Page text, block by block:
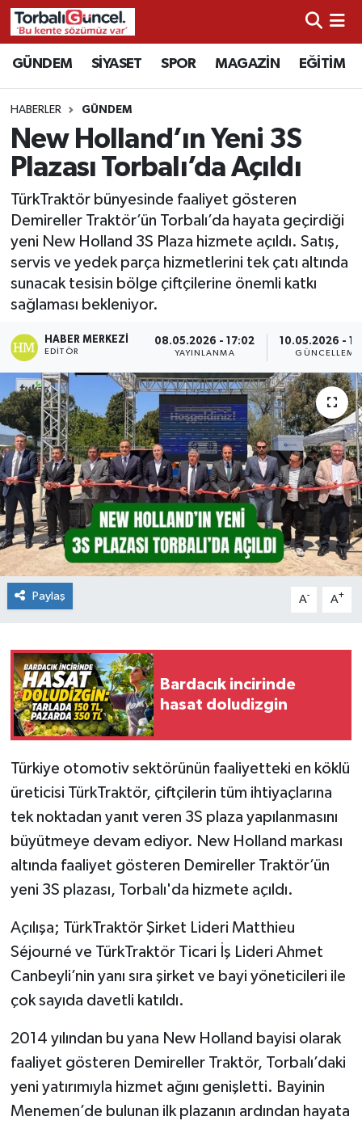
GÜNDEM SİYASET SPOR MAGAZİN EĞİTİM
HABERLER GÜNDEM
New Holland’ın Yeni 3S
Plazası Torbalı’da Açıldı
TürkTraktör bünyesinde faaliyet gösteren
Demireller Traktör’ün Torbalı’da hayata geçirdiği
yeni New Holland 3S Plaza hizmete açıldı. Satış,
servis ve yedek parça hizmetlerini tek çatı altında
sunacak tesisin bölge çiftçilerine önemli katkı
sağlaması bekleniyor.
HABER MERKEZI
EDITÖR
08.05.2026 - 17:02
YAYINLANMA
10.05.2026 -
GÜNCELLEME
Paylaş A- A+
Bardacık incirinde
hasat doludizgin
Türkiye otomotiv sektörünün faaliyetteki en köklü
üreticisi TürkTraktör, çiftçilerin tüm ihtiyaçlarına
tek noktadan yanıt veren 3S plaza yapılanmasını
büyütmeye devam ediyor. New Holland markası
altında faaliyet gösteren Demireller Traktör’ün
yeni 3S plazası, Torbalı'da hizmete açıldı.
Açılışa; TürkTraktör Şirket Lideri Matthieu
Séjourné ve TürkTraktör Ticari İş Lideri Ahmet
Canbeyli’nin yanı sıra şirket ve bayi yöneticileri ile
çok sayıda davetli katıldı.
2014 yılından bu yana New Holland bayisi olarak
faaliyet gösteren Demireller Traktör, Torbalı’daki
yeni yatırımıyla hizmet ağını genişletti. Bayinin
Menemen’de bulunan ilk plazanın ardından hayata
İzmir Nöbetçi Eczaneler
İzmir Hava Durumu
İzmir Namaz Vakitleri
Süper Lig Puan Durumu ve Fikstür
Tüm Manşetler
Son Dakika Haberleri
Haber Arşivi